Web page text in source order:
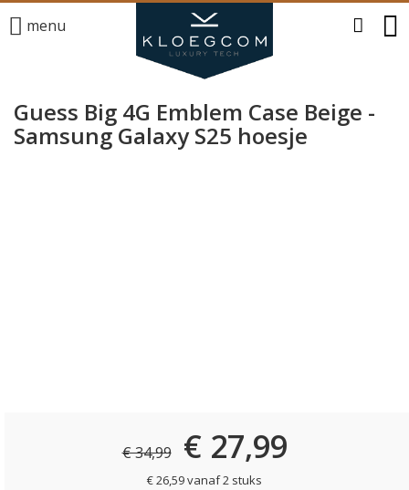
menu
Guess Big 4G Emblem Case Beige -
Samsung Galaxy S25 hoesje
€ 34,99 € 27,99
€ 26,59 vanaf 2 stuks